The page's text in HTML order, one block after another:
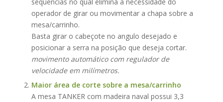
operador de girar ou movimentar a chapa sobre a
mesa/carrinho.
Basta girar o cabeçote no angulo desejado e
posicionar a serra na posição que deseja cortar.
movimento automático com regulador de
velocidade em milímetros.
Maior área de corte sobre a mesa/carrinho
A mesa TANKER com madeira naval possui 3,3